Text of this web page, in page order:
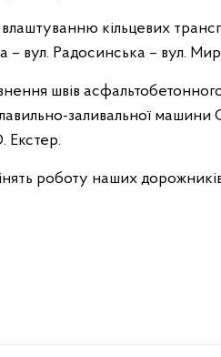
кільцевих
вул. Радосинська – вул.
швів
заливальної машини
Екстер.
роботу наших